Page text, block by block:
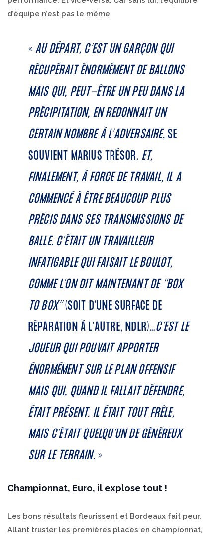
d’équipe n’est pas le même.
« AU DÉPART, C’EST UN GARÇON QUI
RÉCUPÉRAIT ÉNORMÉMENT DE BALLONS
MAIS QUI, PEUT-ÊTRE UN PEU DANS LA
PRÉCIPITATION, EN REDONNAIT UN
CERTAIN NOMBRE À L’ADVERSAIRE, SE
SOUVIENT MARIUS TRÉSOR. ET,
FINALEMENT, À FORCE DE TRAVAIL, IL A
COMMENCÉ À ÊTRE BEAUCOUP PLUS
PRÉCIS DANS SES TRANSMISSIONS DE
BALLE. C’ÉTAIT UN TRAVAILLEUR
INFATIGABLE QUI FAISAIT LE BOULOT,
COMME L’ON DIT MAINTENANT DE ‘‘BOX
TO BOX’’(SOIT D’UNE SURFACE DE
RÉPARATION À L’AUTRE, NDLR)…C’EST LE
JOUEUR QUI POUVAIT APPORTER
ÉNORMÉMENT SUR LE PLAN OFFENSIF
MAIS QUI, QUAND IL FALLAIT DÉFENDRE,
ÉTAIT PRÉSENT. IL ÉTAIT TOUT FRÊLE,
MAIS C’ÉTAIT QUELQU’UN DE GÉNÉREUX
SUR LE TERRAIN. »
Championnat, Euro, il explose tout !
Les bons résultats fleurissent et Bordeaux fait peur.
Allant truster les premières places en championnat,